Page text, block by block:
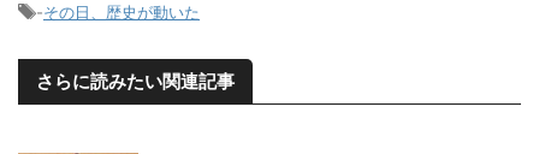
-その日、歴史が動いた
さらに読みたい関連記事